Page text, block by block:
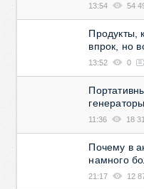
13:54 54
Продукты,
впрок, но
13:52 0
генераторы
11:36 18
Почему в
намного
21:17 12